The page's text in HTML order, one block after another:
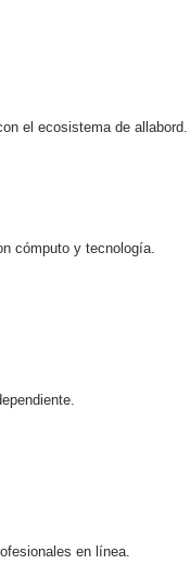
el ecosistema de allabord.
cómputo y tecnología.
en línea.